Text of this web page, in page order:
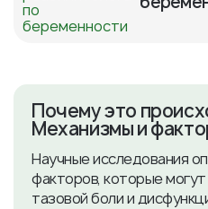
Почему это
Механизмы и
Научные исследования
факторов, которые
тазовой боли и